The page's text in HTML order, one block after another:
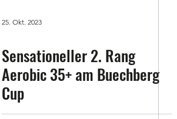
25. Okt. 2023
Sensationeller 2. Rang
Aerobic 35+ am Buechberg
Cup